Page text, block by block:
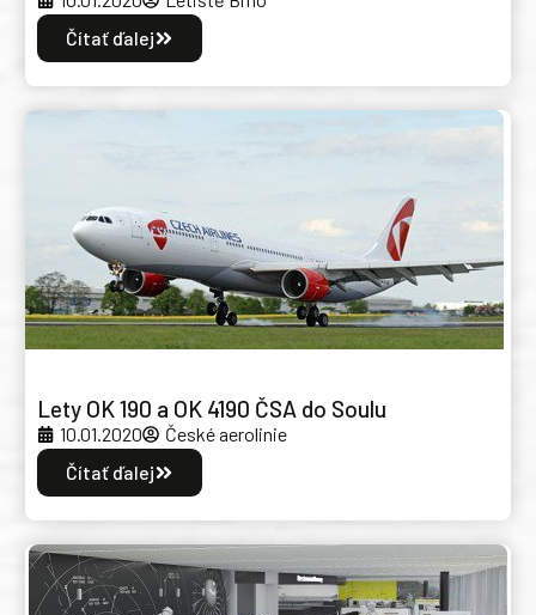
Čítať ďalej
Lety OK 190 a OK 4190 ČSA do Soulu
10.01.2020
České aerolinie
Čítať ďalej